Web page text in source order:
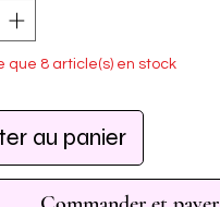
que 8 article(s) en stock
au panier